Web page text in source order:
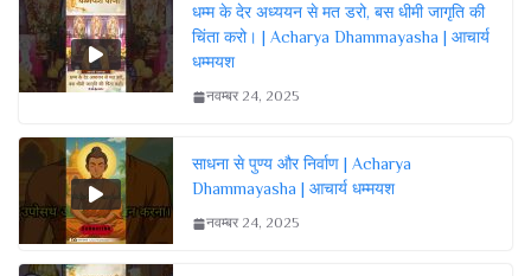
धम्म के देर अध्ययन से मत डरो, बस धीमी जागृति की
चिंता करो। | Acharya Dhammayasha | आचार्य
धम्मयश
नवम्बर 24, 2025
साधना से पुण्य और निर्वाण | Acharya
Dhammayasha | आचार्य धम्मयश
नवम्बर 24, 2025